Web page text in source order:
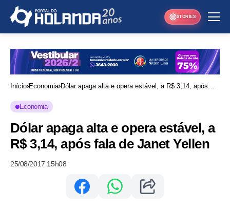
STORIES
Início Economia Dólar apaga alta e opera estável, a R$ 3,14, após
Economia
Dólar apaga alta e opera estável, a
R$ 3,14, após fala de Janet Yellen
25/08/2017 15h08